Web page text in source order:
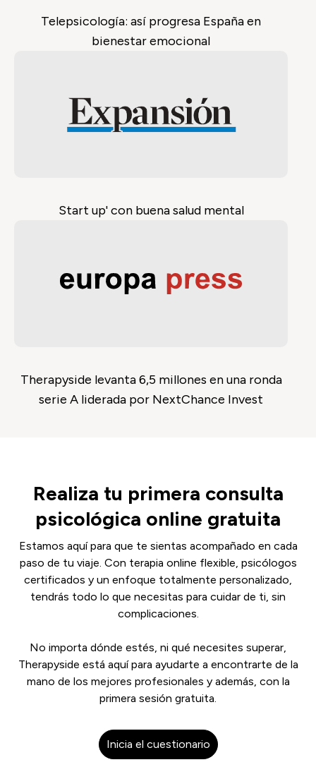
Telepsicología: así progresa España en
bienestar emocional
Start up' con buena salud mental
Therapyside levanta 6,5 millones en una ronda
serie A liderada por NextChance Invest
Realiza tu primera consulta
psicológica online gratuita
Estamos aquí para que te sientas acompañado en cada
paso de tu viaje. Con terapia online flexible, psicólogos
certificados y un enfoque totalmente personalizado,
tendrás todo lo que necesitas para cuidar de ti, sin
complicaciones.
No importa dónde estés, ni qué necesites superar,
Therapyside está aquí para ayudarte a encontrarte de la
mano de los mejores profesionales y además, con la
primera sesión gratuita.
Inicia el cuestionario